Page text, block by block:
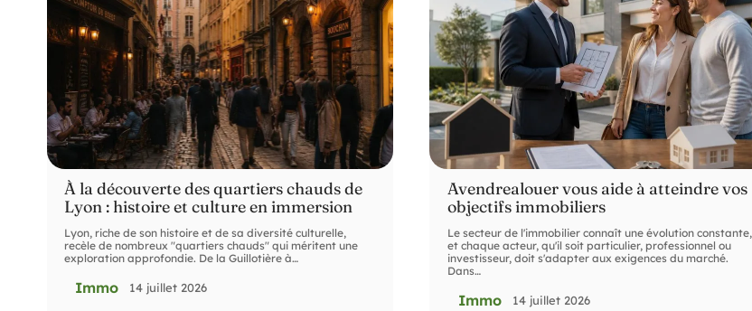
À la découverte des quartiers chauds de
Lyon : histoire et culture en immersion
Lyon, riche de son histoire et de sa diversité culturelle,
recèle de nombreux "quartiers chauds" qui méritent une
exploration approfondie. De la Guillotière à…
Immo 14 juillet 2026
Avendrealouer vous aide à atteindre vos
objectifs immobiliers
Le secteur de l'immobilier connaît une évolution constante,
et chaque acteur, qu'il soit particulier, professionnel ou
investisseur, doit s'adapter aux exigences du marché.
Dans…
Immo 14 juillet 2026